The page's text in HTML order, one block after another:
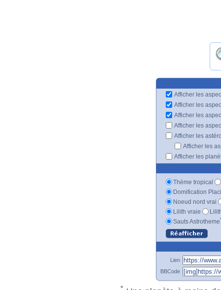
Afficher les
Afficher les
Afficher les
Afficher les
Afficher les
Afficher les
Afficher les
Thème tropical
Domification
Noeud nord vrai
Lilith vraie
Sauts Astrotheme
Lien
BBCode
*